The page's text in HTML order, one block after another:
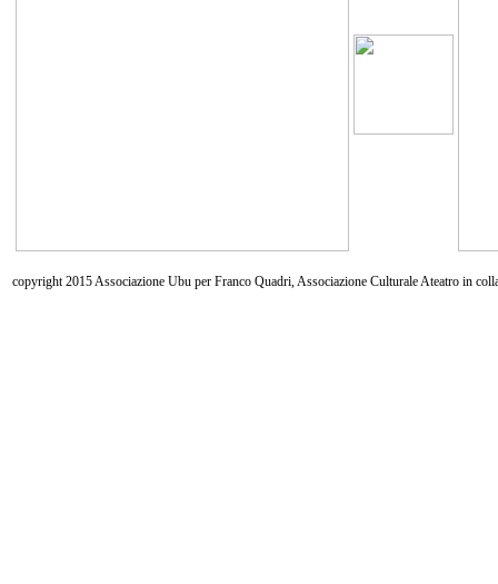
copyright 2015 Associazione Ubu per Franco Quadri, Associazione Culturale Ateatro in